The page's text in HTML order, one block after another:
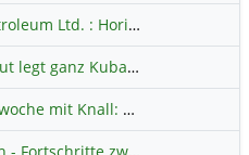
IRW-News: Horizon Petroleum Ltd. : Horizon Petroleum beginnt mit der Testförderung im Projekt Lachowice in Polen und schließt die Platzierung einer überzeichneten Wandelanleihe ab
Erneuter Strom-Blackout legt ganz Kuba lahm
Gold beendet Handelswoche mit Knall: Barrick Mining – Ist diese Aktie wieder ein Kauf?